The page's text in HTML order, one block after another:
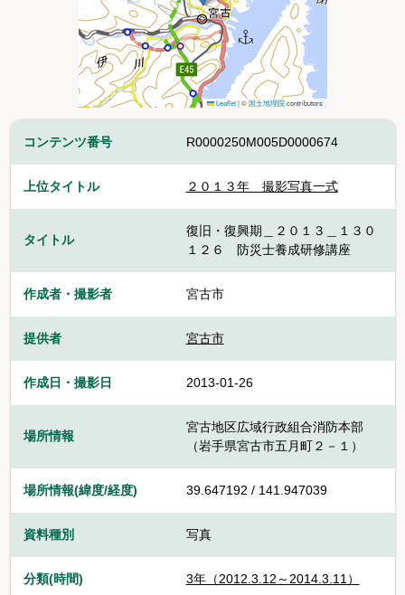
Leaflet|©国土地理院contributors
コンテンツ番号 R0000250M005D0000674
上位タイトル ２０１３年 撮影写真一式
タイトル
復旧・復興期＿２０１３＿１３０
１２６ 防災士養成研修講座
作成者・撮影者 宮古市
提供者 宮古市
作成日・撮影日 2013-01-26
場所情報
宮古地区広域行政組合消防本部
（岩手県宮古市五月町２－１）
場所情報(緯度/経度) 39.647192 / 141.947039
資料種別 写真
分類(時間) 3年（2012.3.12～2014.3.11）